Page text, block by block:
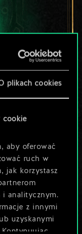
plikach cookies
cookie
aby oferować
ruch w
jak korzystasz
i analitycznym.
z innymi
uzyskanymi
Kontynuując
talią?
strategię